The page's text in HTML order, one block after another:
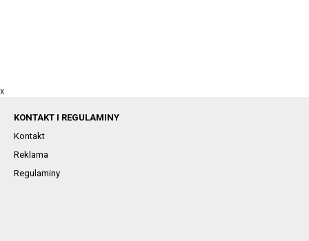
X
KONTAKT I REGULAMINY
Kontakt
Reklama
Regulaminy